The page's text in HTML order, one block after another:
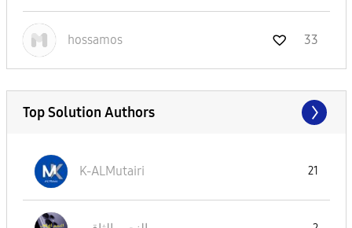
hossamos 33
Top Solution Authors
K-ALMutairi 21